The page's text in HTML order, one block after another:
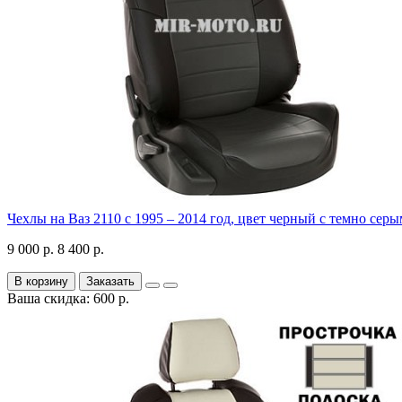
Чехлы на Ваз 2110 с 1995 – 2014 год, цвет черный с темно
9 000 р. 8 400 р.
В корзину Заказать
Ваша скидка: 600 р.